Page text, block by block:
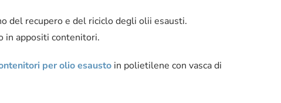
del recupero e del riciclo degli olii esausti.
in appositi contenitori.
per olio esausto in polietilene con vasca di